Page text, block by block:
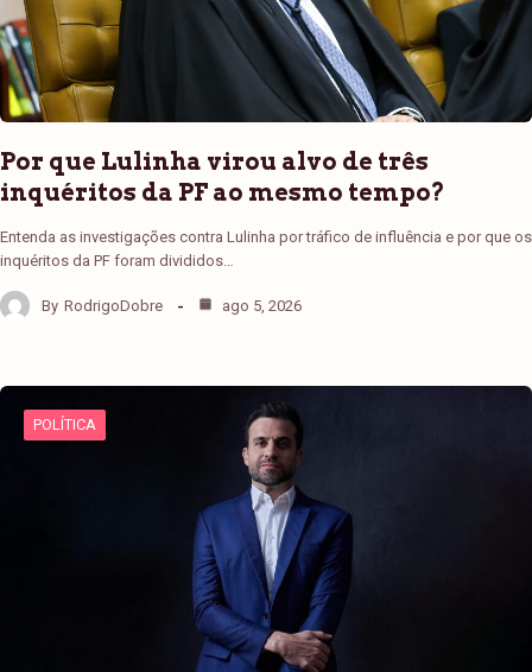
Por que Lulinha virou alvo de três
inquéritos da PF ao mesmo tempo?
Entenda as investigações contra Lulinha por tráfico de influência e por que os
inquéritos da PF foram divididos…
By RodrigoDobre ago 5, 2026
POLÍTICA